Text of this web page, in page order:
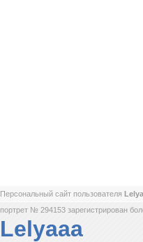
Персональный сайт пользователя
портрет № 294153 зарегистрирован
Lelyaaa